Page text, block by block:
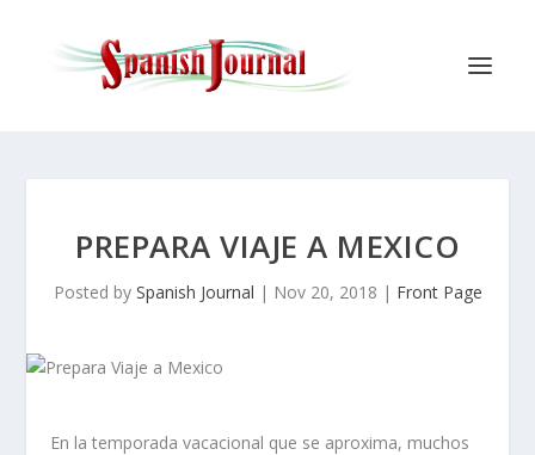
PREPARA VIAJE A MEXICO
Posted by Spanish Journal | Nov 20, 2018 | Front Page
En la temporada vacacional que se aproxima, muchos